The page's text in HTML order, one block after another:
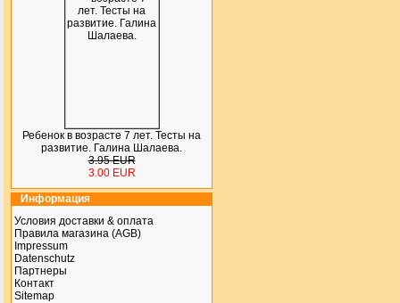
Ребенок в возрасте 7 лет. Тесты на
развитие. Галина Шалаева.
3.95 EUR
3.00 EUR
Информация
Условия доставки & оплата
Правила магазина (AGB)
Impressum
Datenschutz
Партнеры
Контакт
Sitemap